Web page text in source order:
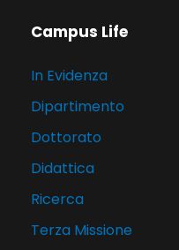
Campus Life
In Evidenza
Dipartimento
Dottorato
Didattica
Ricerca
Terza Missione